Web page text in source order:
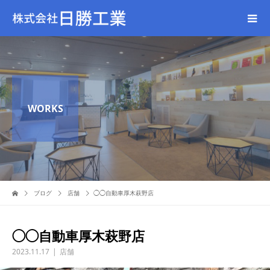
WORKS
ブログ 店舗 ◯◯自動車厚木萩野店
◯◯自動車厚木萩野店
2023.11.17 店舗